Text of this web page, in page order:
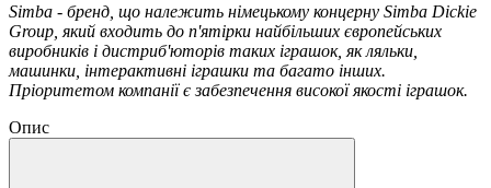
Simba - бренд, що належить німецькому концерну Simba Dickie
Group, який входить до п'ятірки найбільших європейських
виробників і дистриб'юторів таких іграшок, як ляльки,
машинки, інтерактивні іграшки та багато інших.
Пріоритетом компанії є забезпечення високої якості іграшок.
Опис